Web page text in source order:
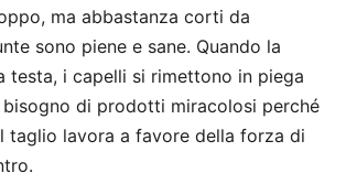
ma abbastanza corti da
sono piene e sane. Quando la
testa, i capelli si rimettono in piega
di prodotti miracolosi perché
taglio lavora a favore della forza di